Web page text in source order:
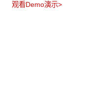
观看Demo演示>